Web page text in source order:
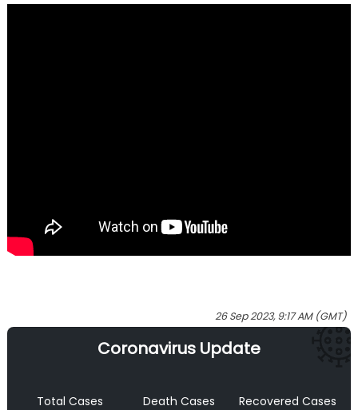
26 Sep 2023, 9:17 AM (GMT)
Coronavirus Update
Total Cases Death Cases Recovered Cases